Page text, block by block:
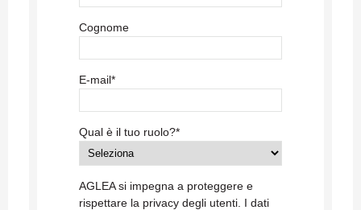
Cognome
E-mail*
Qual è il tuo ruolo?*
AGLEA si impegna a proteggere e
rispettare la privacy degli utenti. I dati